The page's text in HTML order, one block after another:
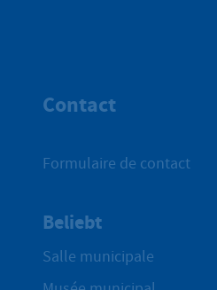
Contact
Formulaire de contact
Beliebt
Salle municipale